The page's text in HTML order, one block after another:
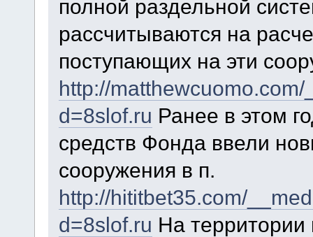
полной раздельной
рассчитываются на
поступающих на эти
http://
d=8slof.ru Ранее в этом
средств Фонда ввели
сооружения в п.
http://hititbet35.com/
d=8slof.ru На территории